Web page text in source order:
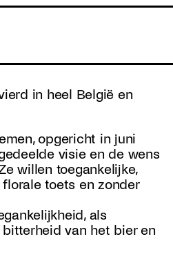
in heel België en
opgericht in juni
visie en de wens
willen toegankelijke,
toets en zonder
als
van het bier en